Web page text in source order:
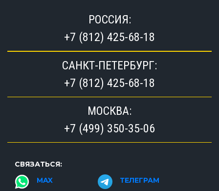
РОССИЯ:
+7 (812) 425-68-18
САНКТ-ПЕТЕРБУРГ:
+7 (812) 425-68-18
МОСКВА:
+7 (499) 350-35-06
СВЯЗАТЬСЯ:
MAX
ТЕЛЕГРАМ